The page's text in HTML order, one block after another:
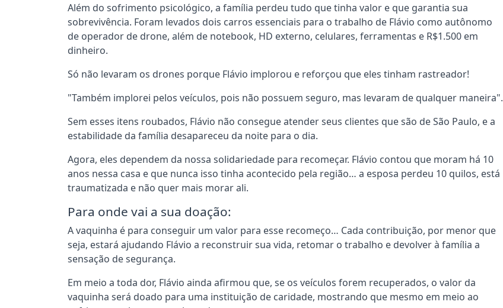
Além do sofrimento psicológico, a família perdeu tudo que tinha valor e que garantia sua
sobrevivência. Foram levados dois carros essenciais para o trabalho de Flávio como autônomo
de operador de drone, além de notebook, HD externo, celulares, ferramentas e R$1.500 em
dinheiro.
Só não levaram os drones porque Flávio implorou e reforçou que eles tinham rastreador!
"Também implorei pelos veículos, pois não possuem seguro, mas levaram de qualquer maneira".
Sem esses itens roubados, Flávio não consegue atender seus clientes que são de São Paulo, e a
estabilidade da família desapareceu da noite para o dia.
Agora, eles dependem da nossa solidariedade para recomeçar. Flávio contou que moram há 10
anos nessa casa e que nunca isso tinha acontecido pela região… a esposa perdeu 10 quilos, está
traumatizada e não quer mais morar ali.
Para onde vai a sua doação:
A vaquinha é para conseguir um valor para esse recomeço… Cada contribuição, por menor que
seja, estará ajudando Flávio a reconstruir sua vida, retomar o trabalho e devolver à família a
sensação de segurança.
Em meio a toda dor, Flávio ainda afirmou que, se os veículos forem recuperados, o valor da
vaquinha será doado para uma instituição de caridade, mostrando que mesmo em meio ao